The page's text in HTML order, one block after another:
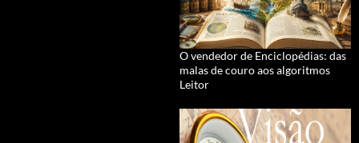
O vendedor de Enciclopédias: das
malas de couro aos algoritmos
Leitor